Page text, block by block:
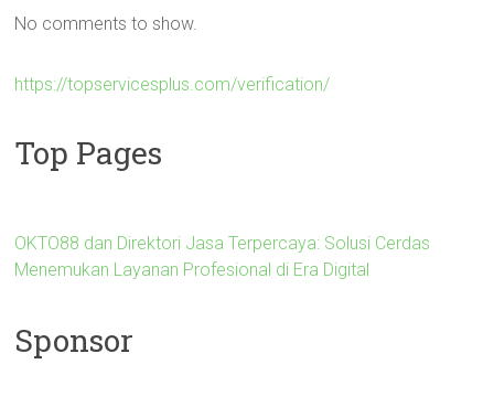
No comments to show.
https://topservicesplus.com/verification/
Top Pages
OKTO88 dan Direktori Jasa Terpercaya: Solusi Cerdas
Menemukan Layanan Profesional di Era Digital
Sponsor